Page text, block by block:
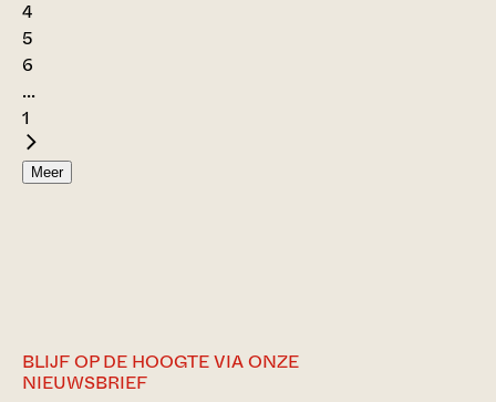
4
5
6
...
1
Meer
BLIJF OP DE HOOGTE VIA ONZE
NIEUWSBRIEF